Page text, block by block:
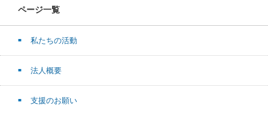
ページ一覧
私たちの活動
法人概要
支援のお願い